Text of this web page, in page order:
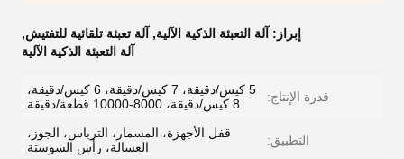
إبراز: آلة التعبئة الذكية الآلية, آلة تعبئة تلقائية للتفتيش,
آلة التعبئة الذكية الآلية
قدرة الإنتاج:
5 كيس/دقيقة، 7 كيس/دقيقة، 6 كيس/دقيقة،
8 كيس/دقيقة، 8000-10000 قطعة/دقيقة
التطبيق:
قفل الأجهزة، المسمار، الترباس، الجوز،
الغسالة، رأس السوستة